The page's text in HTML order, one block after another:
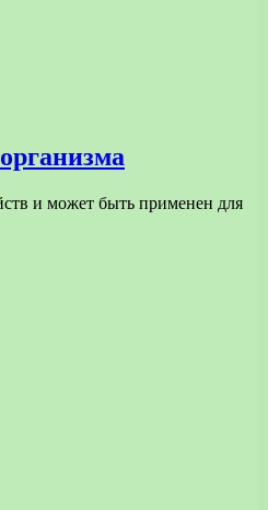
и может быть применен для